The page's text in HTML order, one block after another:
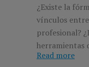
¿Existe la
vínculos
profesional?
herramientas
longevidad en
Read more